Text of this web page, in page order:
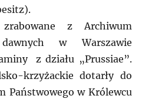
z Archiwum
w Warszawie
z działu „Prussiae”.
krzyżackie dotarły do
Państwowego w Królewcu